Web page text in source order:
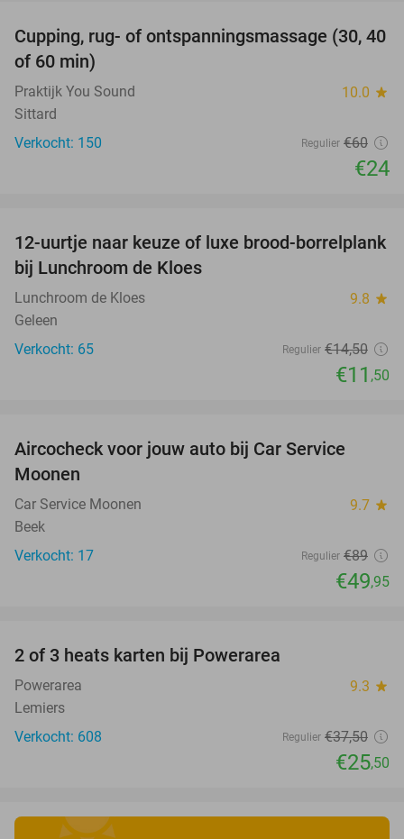
60%
Cupping, rug- of ontspanningsmassage (30, 40
of 60 min)
Praktijk You Sound 10.0 star
Sittard
Verkocht: 150
Regulier €60
€24
21%
12-uurtje naar keuze of luxe brood-borrelplank
bij Lunchroom de Kloes
Lunchroom de Kloes 9.8 star
Geleen
Verkocht: 65
Regulier €14,50
€11 ,50
Aircocheck voor jouw auto bij Car Service
Moonen
Car Service Moonen 9.7 star
Beek
Verkocht: 17
Regulier €89
€49,95
2 of 3 heats karten bij Powerarea
Powerarea 9.3 star
Lemiers
Verkocht: 608
Regulier €37,50
€25,50